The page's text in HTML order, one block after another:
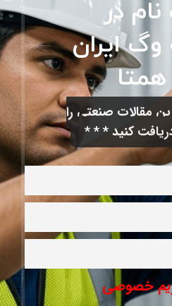
در
وگ ایران
مقالات صنعتی را
کنید * * *
خصوصی